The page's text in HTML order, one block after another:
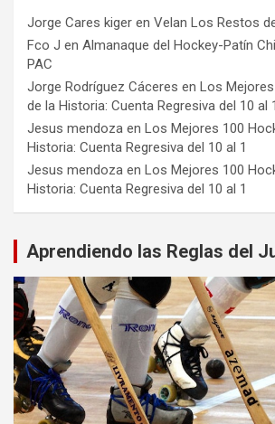
Jorge Cares kiger en Velan Los Restos
Fco J en Almanaque del Hockey-Patín
PAC
Jorge Rodríguez Cáceres en Los
de la Historia: Cuenta Regresiva del 10 al 1
Jesus mendoza en Los Mejores 100
Historia: Cuenta Regresiva del 10 al 1
Jesus mendoza en Los Mejores 100
Historia: Cuenta Regresiva del 10 al 1
Aprendiendo las Reglas del